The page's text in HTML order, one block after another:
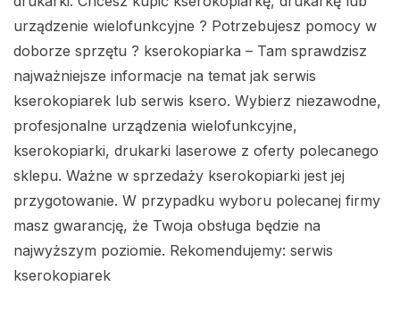
urządzenie wielofunkcyjne ? Potrzebujesz pomocy w
doborze sprzętu ? kserokopiarka – Tam sprawdzisz
najważniejsze informacje na temat jak serwis
kserokopiarek lub serwis ksero. Wybierz niezawodne,
profesjonalne urządzenia wielofunkcyjne,
kserokopiarki, drukarki laserowe z oferty polecanego
sklepu. Ważne w sprzedaży kserokopiarki jest jej
przygotowanie. W przypadku wyboru polecanej firmy
masz gwarancję, że Twoja obsługa będzie na
najwyższym poziomie. Rekomendujemy: serwis
kserokopiarek